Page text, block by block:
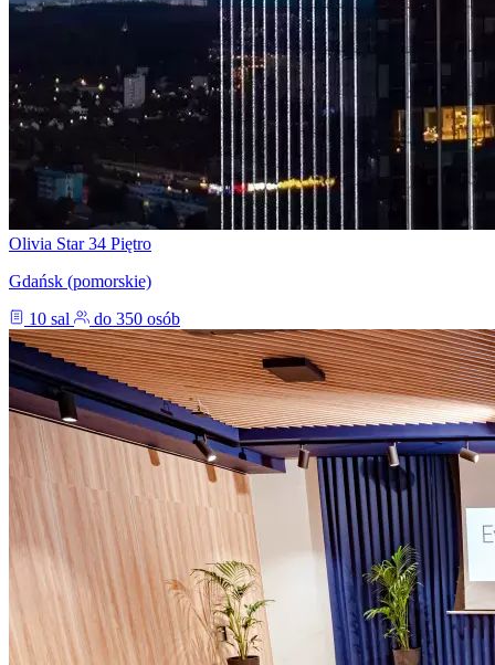
Olivia Star 34 Piętro
Gdańsk (pomorskie)
10 sal
do 350 osób